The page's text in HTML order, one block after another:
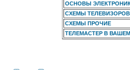
ОСНОВЫ
СХЕМЫ ТЕЛЕВИЗОРОВ
СХЕМЫ ПРОЧИЕ
ТЕЛЕМАСТЕР В